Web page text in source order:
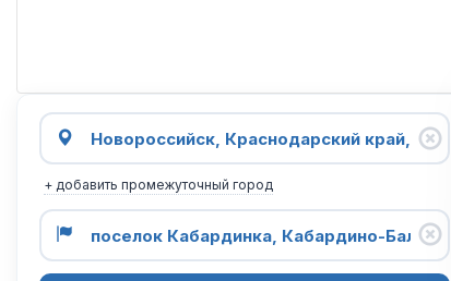
+ добавить промежуточный город